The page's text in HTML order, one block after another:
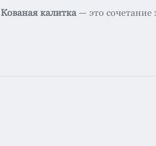
Кованая калитка — это сочетание